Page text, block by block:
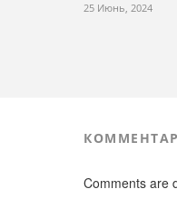
25 Июнь, 2024
Comments are